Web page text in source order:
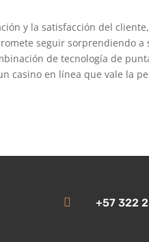
y la satisfacción del
seguir sorprendiendo a
de tecnología de
casino en línea que vale la
 +57 322